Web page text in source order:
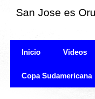
San Jose es
Inicio Videos
Copa Sudamericana